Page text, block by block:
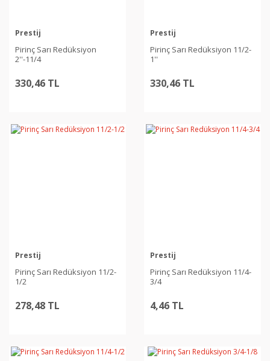
Prestij
Pirinç Sarı Redüksiyon
2''-11/4
330,46 TL
Prestij
Pirinç Sarı Redüksiyon 11/2-
1''
330,46 TL
Prestij
Pirinç Sarı Redüksiyon 11/2-
1/2
278,48 TL
Prestij
Pirinç Sarı Redüksiyon 11/4-
3/4
4,46 TL